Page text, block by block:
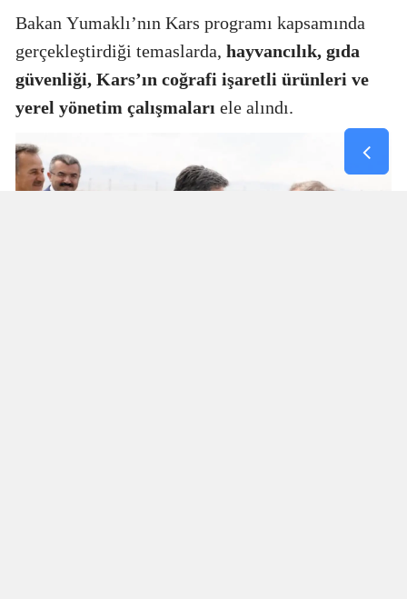
Bakan Yumaklı’nın Kars programı kapsamında
gerçekleştirdiği temaslarda, hayvancılık, gıda
güvenliği, Kars’ın coğrafi işaretli ürünleri ve
yerel yönetim çalışmaları ele alındı.